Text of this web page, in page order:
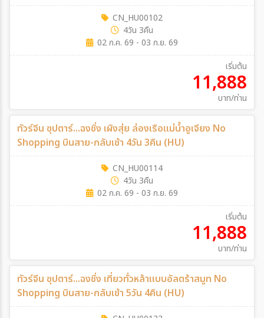
CN_HU00102
4วัน 3คืน
02 ก.ค. 69 - 03 ก.ย. 69
เริ่มต้น
11,888
บาท/ท่าน
ทัวร์จีน ซุปตาร์...ฉงชิ่ง เผิงสุ่ย ล่องเรือแม่น้ำอูเจียง No
Shopping บินสาย-กลับเช้า 4วัน 3คืน (HU)
CN_HU00114
4วัน 3คืน
02 ก.ค. 69 - 03 ก.ย. 69
เริ่มต้น
11,888
บาท/ท่าน
ทัวร์จีน ซุปตาร์...ฉงชิ่ง เที่ยวทั่วหล้าแบบอัลตร้าสมูท No
Shopping บินสาย-กลับเช้า 5วัน 4คืน (HU)